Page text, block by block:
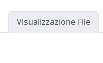
Visualizzazione File